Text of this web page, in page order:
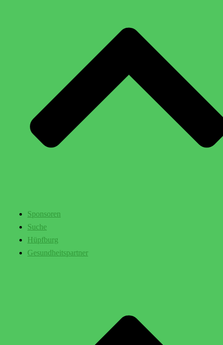
Sponsoren
Suche
Hüpfburg
Gesundheitspartner